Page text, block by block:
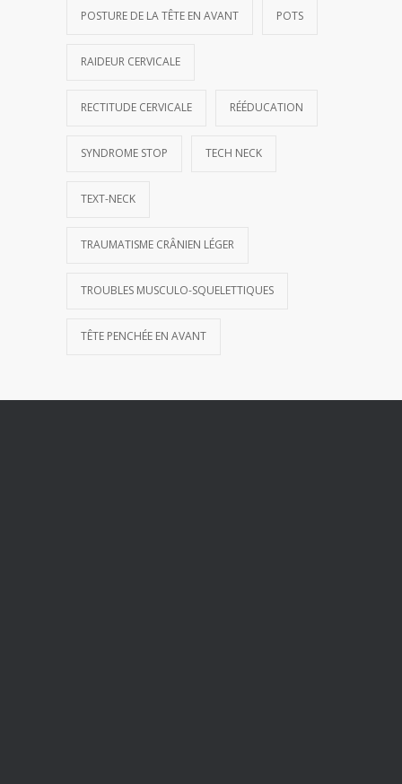
POSTURE DE LA TÊTE EN AVANT POTS
RAIDEUR CERVICALE
RECTITUDE CERVICALE RÉÉDUCATION
SYNDROME STOP TECH NECK
TEXT-NECK
TRAUMATISME CRÂNIEN LÉGER
TROUBLES MUSCULO-SQUELETTIQUES
TÊTE PENCHÉE EN AVANT